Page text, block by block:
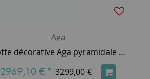
Aga
Hotte décorative Aga pyramidale 90cm 800m3/h (puissance max.) Gris ardoise AGA-HOOD-890 PH-SLT
2969,10 € * 3299,00 €